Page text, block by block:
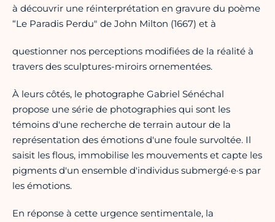
à découvrir une réinterprétation en gravure du poème
“Le Paradis Perdu" de John Milton (1667) et à
questionner nos perceptions modifiées de la réalité à
travers des sculptures-miroirs ornementées.
À leurs côtés, le photographe Gabriel Sénéchal
propose une série de photographies qui sont les
témoins d'une recherche de terrain autour de la
représentation des émotions d'une foule survoltée. Il
saisit les flous, immobilise les mouvements et capte les
pigments d'un ensemble d'individus submergé·e·s par
les émotions.
En réponse à cette urgence sentimentale, la